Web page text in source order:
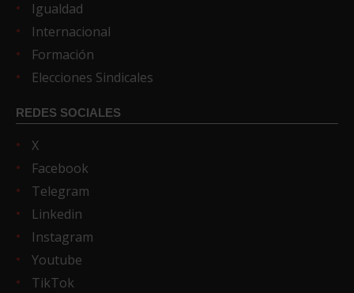
Igualdad
Internacional
Formación
Elecciones Sindicales
REDES SOCIALES
X
Facebook
Telegram
Linkedin
Instagram
Youtube
TikTok